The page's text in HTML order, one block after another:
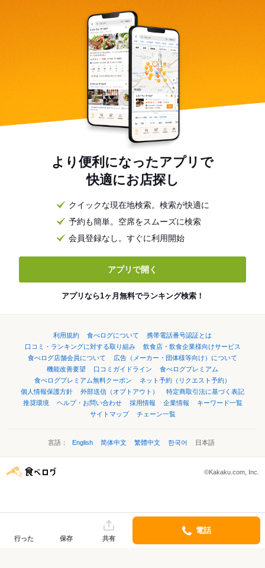
より便利になったアプリで
快適にお店探し
クイックな現在地検索。検索が快適に
予約も簡単。空席をスムーズに検索
会員登録なし。すぐに利用開始
アプリで開く
アプリなら1ヶ月無料でランキング検索！
利用規約 食べログについて
携帯電話番号認証とは
口コミ・ランキングに対する取り組み
飲食店・飲食企業様向けサービス
食べログ店舗会員について
広告（メーカー・団体様等向け）について
機能改善要望
口コミガイドライン
食べログプレミアム
食べログプレミアム無料クーポン
ネット予約（リクエスト予約）
個人情報保護方針
外部送信（オプトアウト）
特定商取引法に基づく表記
推奨環境
ヘルプ・お問い合わせ 採用情報 企業情報
キーワード一覧
サイトマップ
チェーン一覧
言語： English 简体中文 繁體中文 한국어 日本語
©Kakaku.com, Inc.
行った 保存 共有
電話